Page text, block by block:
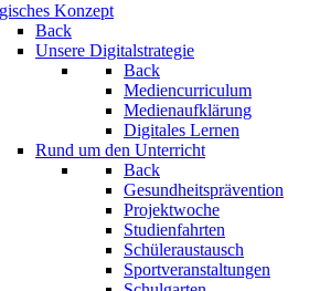
Konzept
Back
Unsere Digitalstrategie
Back
Mediencurriculum
Medienaufklärung
Digitales Lernen
Rund um den Unterricht
Back
Gesundheitsprävention
Projektwoche
Studienfahrten
Schüleraustausch
Sportveranstaltungen